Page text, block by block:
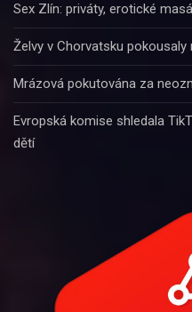
Sex Zlín: priváty, erotické
Želvy v Chorvatsku pokousaly
Mrázová pokutována za
Evropská komise shledala
dětí